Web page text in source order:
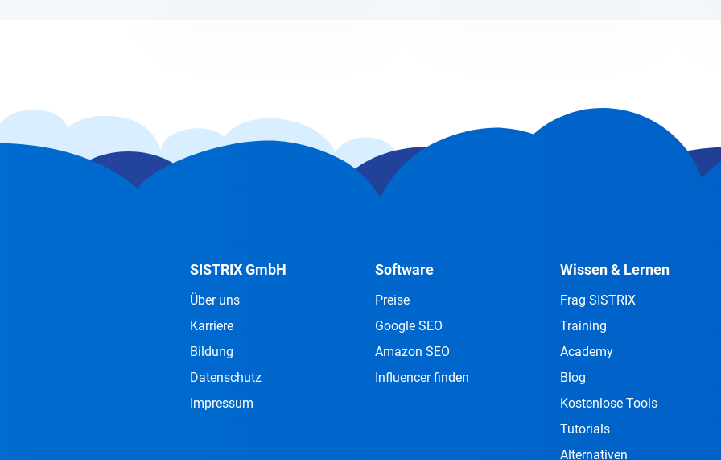
SISTRIX GmbH
Über uns
Karriere
Bildung
Datenschutz
Impressum
Software
Preise
Google SEO
Amazon SEO
Influencer finden
Wissen & Lernen
Frag SISTRIX
Training
Academy
Blog
Kostenlose Tools
Tutorials
Alternativen